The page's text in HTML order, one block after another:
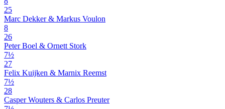
25
Marc Dekker & Markus Voulon
8
26
Peter Boel & Ornett Stork
7½
27
Felix Kuijken & Marnix Reemst
7½
28
Casper Wouters & Carlos Preuter